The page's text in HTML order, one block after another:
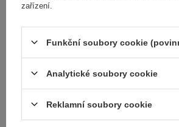
Elektrokolo Peruzzo Firenze 2 - nosič
výklopné dveře
zařízení.
Funkční soubory cookie
Analytické soubory cookie
Reklamní soubory cookie